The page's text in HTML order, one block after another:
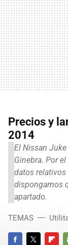
Precios y
2014
El Nissan
Ginebra. Por
datos
dispongamos
apartado.
TEMAS